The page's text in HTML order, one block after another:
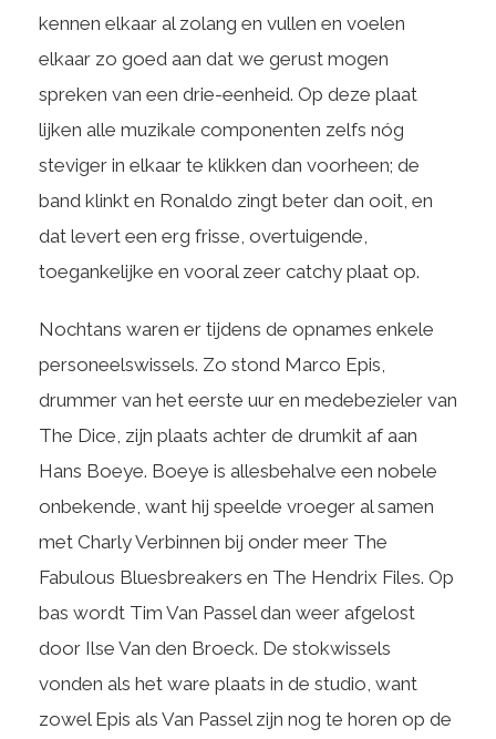
kennen elkaar al zolang en vullen en voelen
elkaar zo goed aan dat we gerust mogen
spreken van een drie-eenheid. Op deze plaat
lijken alle muzikale componenten zelfs nóg
steviger in elkaar te klikken dan voorheen; de
band klinkt en Ronaldo zingt beter dan ooit, en
dat levert een erg frisse, overtuigende,
toegankelijke en vooral zeer catchy plaat op.
Nochtans waren er tijdens de opnames enkele
personeelswissels. Zo stond Marco Epis,
drummer van het eerste uur en medebezieler van
The Dice, zijn plaats achter de drumkit af aan
Hans Boeye. Boeye is allesbehalve een nobele
onbekende, want hij speelde vroeger al samen
met Charly Verbinnen bij onder meer The
Fabulous Bluesbreakers en The Hendrix Files. Op
bas wordt Tim Van Passel dan weer afgelost
door Ilse Van den Broeck. De stokwissels
vonden als het ware plaats in de studio, want
zowel Epis als Van Passel zijn nog te horen op de